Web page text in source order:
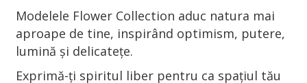
Modelele Flower Collection aduc natura mai
aproape de tine, inspirând optimism, putere,
lumină și delicatețe.
Exprimă-ți spiritul liber pentru ca spațiul tău